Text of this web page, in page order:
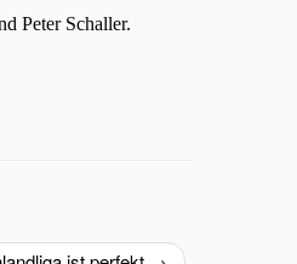
Peter Schaller.